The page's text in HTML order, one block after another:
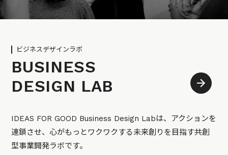
ビジネスデザインラボ
BUSINESS
DESIGN LAB
IDEAS FOR GOOD Business Design Labは、アクションを
連鎖させ、心がもっとワクワクする未来創りを目指す共創
型事業開発ラボです。